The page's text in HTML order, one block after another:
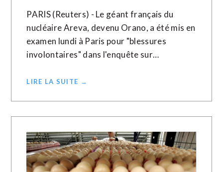
PARIS (Reuters) - Le géant français du
nucléaire Areva, devenu Orano, a été mis en
examen lundi à Paris pour "blessures
involontaires" dans l'enquête sur…
LIRE LA SUITE →